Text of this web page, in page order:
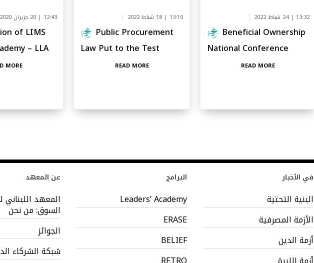
13:32 | 24 شباط 2022
Beneficial Ownership
National Conference
READ MORE
13:10 | 18 شباط 2022
Public Procurement
Law Put to the Test
READ MORE
12:43 | 20 حزيران 2020
of LIMS
– LLA
MORE
في الأخبار
البنية التحتية
الأزمة المصرفية
أزمة الدين
البرامج
Leaders’ Academy
ERASE
BELIEF
عن المعهد
المعهد اللبناني
السوق: من نحن
الجوائز
شبكة الشركاء